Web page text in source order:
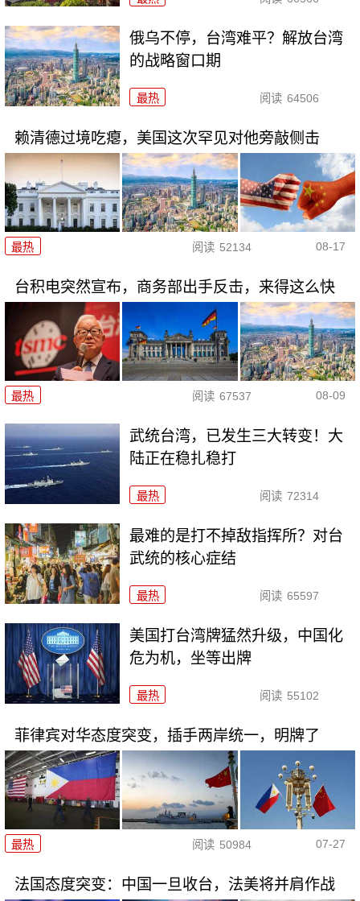
俄乌不停，台湾难平？解放台湾
的战略窗口期
最热 阅读 64506
赖清德过境吃瘪，美国这次罕见对他旁敲侧击
最热 阅读 52134 08-17
台积电突然宣布，商务部出手反击，来得这么快
最热 阅读 67537 08-09
武统台湾，已发生三大转变！大
陆正在稳扎稳打
最热 阅读 72314
最难的是打不掉敌指挥所？对台
武统的核心症结
最热 阅读 65597
美国打台湾牌猛然升级，中国化
危为机，坐等出牌
最热 阅读 55102
菲律宾对华态度突变，插手两岸统一，明牌了
最热 阅读 50984 07-27
法国态度突变：中国一旦收台，法美将并肩作战